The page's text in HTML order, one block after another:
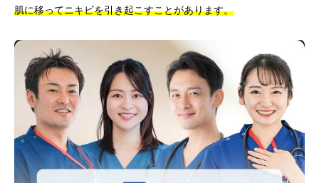
肌に移ってニキビを引き起こすことがあります。